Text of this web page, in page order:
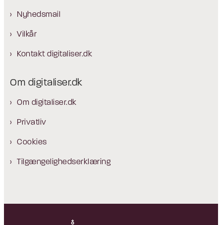
Nyhedsmail
Vilkår
Kontakt digitaliser.dk
Om digitaliser.dk
Om digitaliser.dk
Privatliv
Cookies
Tilgængelighedserklæring